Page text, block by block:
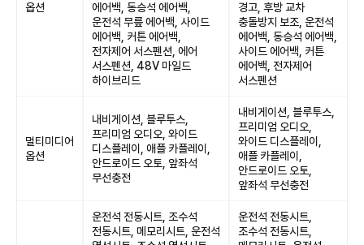
옵션
에어백, 동승석 에어백,
운전석 무릎 에어백, 사이드
에어백, 커튼 에어백,
전자제어 서스펜션, 에어
서스펜션, 48V 마일드
하이브리드
경고, 후방 교차
충돌방지 보조, 운전석
에어백, 동승석 에어백,
사이드 에어백, 커튼
에어백, 전자제어
서스펜션
멀티미디어
옵션
내비게이션, 블루투스,
프리미엄 오디오, 와이드
디스플레이, 애플 카플레이,
안드로이드 오토, 앞좌석
무선충전
내비게이션, 블루투스,
프리미엄 오디오,
와이드 디스플레이,
애플 카플레이,
안드로이드 오토,
앞좌석 무선충전
운전석 전동시트, 조수석
전동시트, 메모리시트, 운전석
운전석 전동시트,
조수석 전동시트,